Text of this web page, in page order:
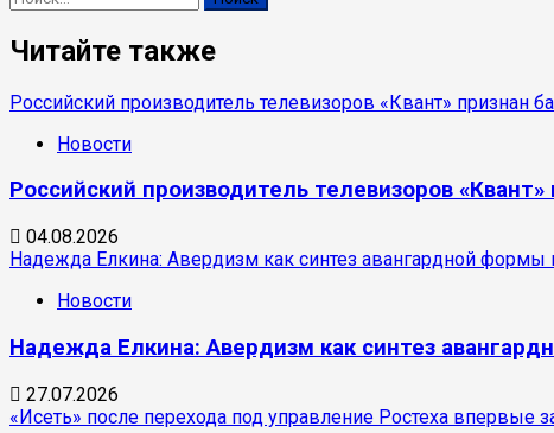
Читайте также
Российский производитель телевизоров «Квант» признан
Новости
Российский производитель телевизоров
04.08.2026
Надежда Елкина: Авердизм как синтез авангардной
Новости
Надежда Елкина: Авердизм как синтез
27.07.2026
«Исеть» после перехода под управление Ростеха впервые